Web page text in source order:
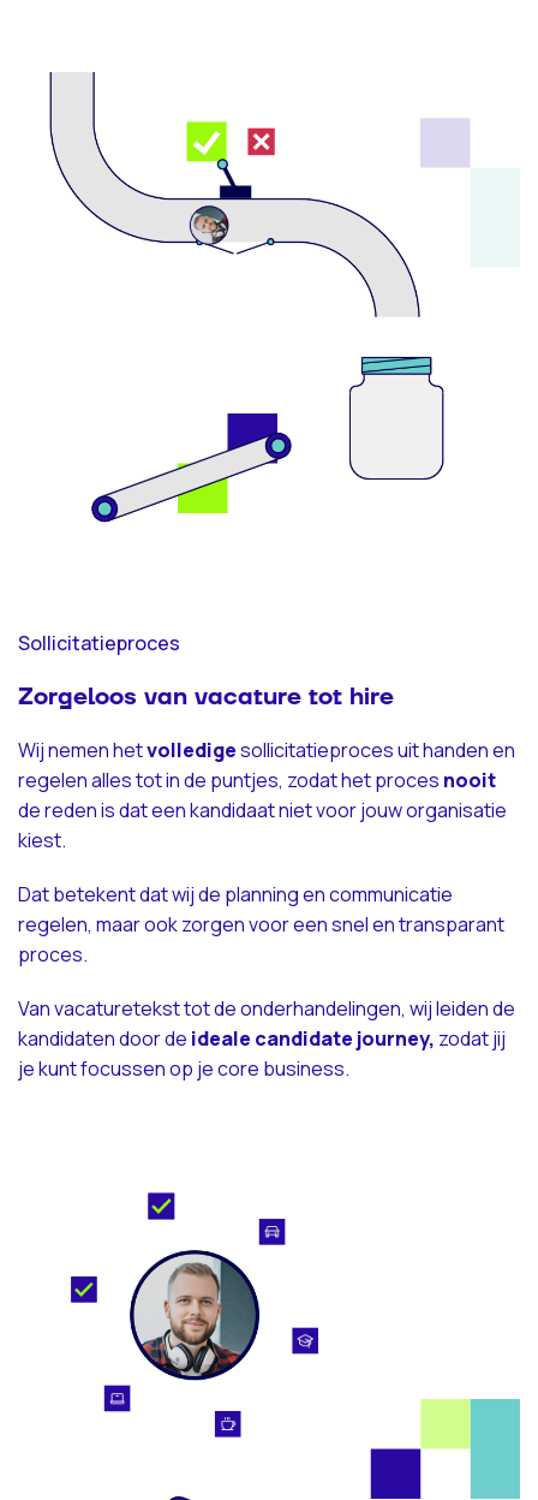
Sollicitatieproces
Zorgeloos van vacature tot hire
Wij nemen hetvolledigesollicitatieproces uit handen en
regelen alles tot in de puntjes, zodat het proces nooit
de reden is dat een kandidaat niet voor jouw organisatie
kiest.
Dat betekent dat wij de planning en communicatie
regelen, maar ook zorgen voor een snel en transparant
proces.
Van vacaturetekst tot de onderhandelingen, wij leiden de
kandidaten door de ideale candidate journey, zodat jij
je kunt focussen op je core business.